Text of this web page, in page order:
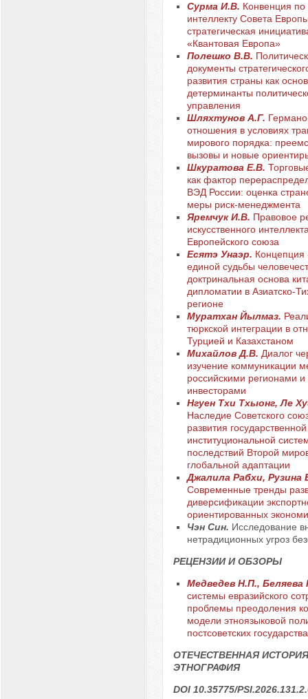
Сурма И.В. Конвенция по
интеллекту Совета
стратегическая
«Квантовая Европа»
Полешко В.В.
документы
развития страны как
детерминанты
управления
Шляхтунов А.Г.
отношения в условиях
мирового порядка:
вызовы и новые
Шкуратова Е.В.
как фактор
ВЭД России: оценка
меры риск-менеджмента
Яремчук И.В. Правовое
искусственного
Европейского союза
Есятэ Унаэр. Концепция
единой судьбы
доктринальная основа
дипломатии в Азиатско-
регионе
Муратхан Йылмаз.
тюркской интеграции в
Турцией и Казахстаном
Михайлов Д.В. Диалог
изучение коммуникации
российскими регионами и
инвесторами
Нгуен Тхи Тхыонг, Ле
Наследие Советского
развития государственной
институциональной
последствий Второй
глобальной адаптации
Джалила Рабхи, Рузина
Современные тренды
диверсификации
ориентированных
Чэн Син. Исследование
нетрадиционных угроз
РЕЦЕНЗИИ И ОБЗОРЫ
Медведев Н.П.,
системы евразийского
проблемы преодоления
модели этноязыковой
постсоветских
ОТЕЧЕСТВЕННАЯ
ЭТНОГРАФИЯ
DOI 10.35775/